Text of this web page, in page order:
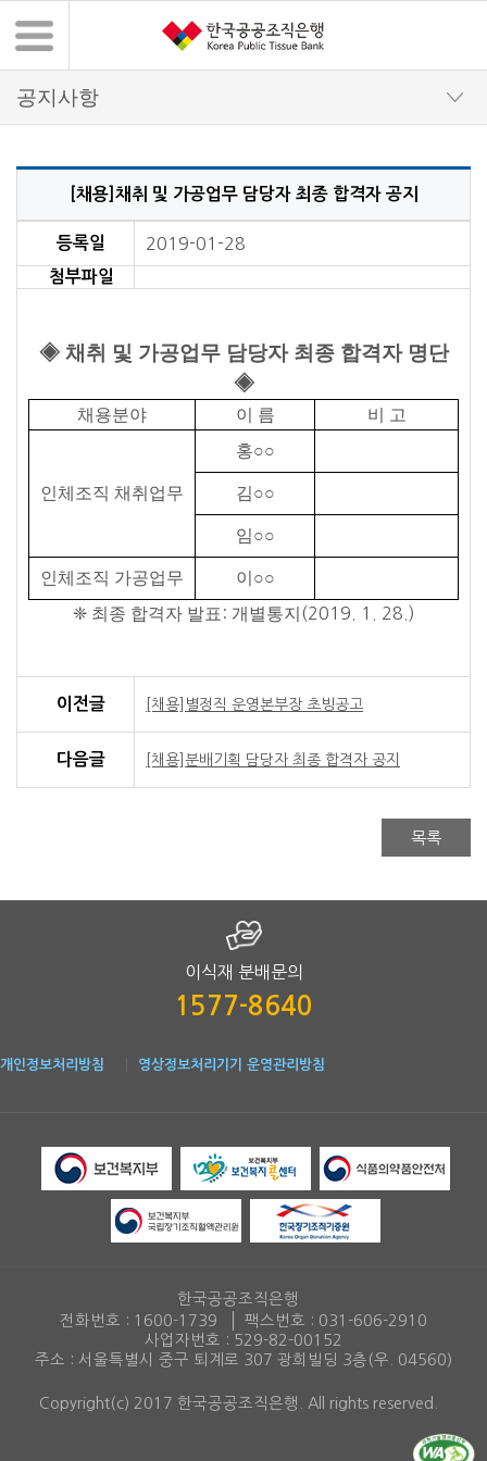
채용정보 상세 내용
[채용]채취 및 가공업무 담당자 최종 합격자 공지
등록일 2019-01-28
첨부파일
◈ 채취 및 가공업무 담당자 최종 합격자 명단
◈
채용분야 이 름 비 고
인체조직 채취업무
홍○○
김○○
임○○
인체조직 가공업무 이 ○○
❈ 최종 합격자 발표 : 개별통지 (2019. 1. 28.)
이전글 [채용]별정직 운영본부장 초빙공고
다음글 [채용]분배기획 담당자 최종 합격자 공지
목록
이식재 분배문의
1577-8640
개인정보처리방침 영상정보처리기기 운영관리방침
한국공공조직은행
전화번호 : 1600-1739 팩스번호 : 031-606-2910
사업자번호 : 529-82-00152
주소 : 서울특별시 중구 퇴계로 307 광희빌딩 3층(우. 04560)
Copyright(c) 2017 한국공공조직은행. All rights reserved.